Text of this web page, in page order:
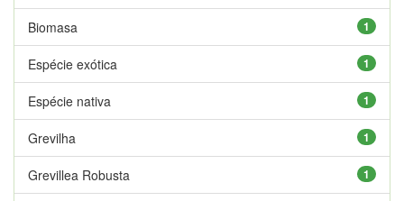
1
Biomasa
1
Espécie exótica
1
Espécie nativa
1
Grevilha
1
Grevillea Robusta